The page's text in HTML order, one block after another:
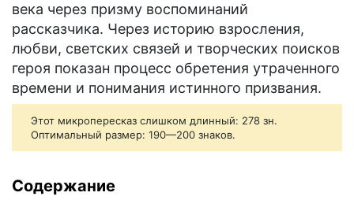
века через призму воспоминаний
рассказчика. Через историю взросления,
любви, светских связей и творческих поисков
героя показан процесс обретения утраченного
времени и понимания истинного призвания.
Этот микропересказ слишком длинный: 278 зн.
Оптимальный размер: 190—200 знаков.
Содержание